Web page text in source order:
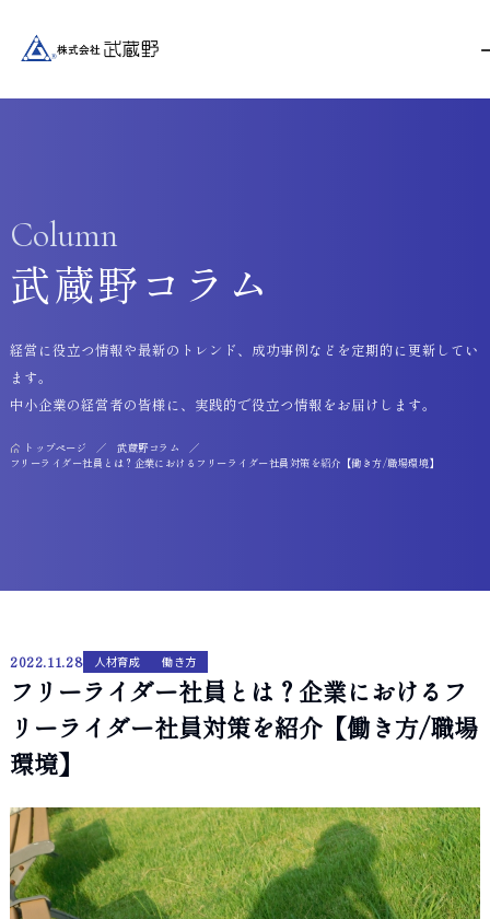
Column
武蔵野コラム
トップページ
武蔵野コラム
フリーライダー社員とは？企業におけるフリーライダー社員対策を紹介【働き方/職場環境】
経営に役立つ情報や最新のトレンド、成功事例などを定期的に更新してい
ます。
中小企業の経営者の皆様に、実践的で役立つ情報をお届けします。
2022.11.28 人材育成 働き方
フリーライダー社員とは？企業におけるフ
リーライダー社員対策を紹介【働き方/職場
環境】